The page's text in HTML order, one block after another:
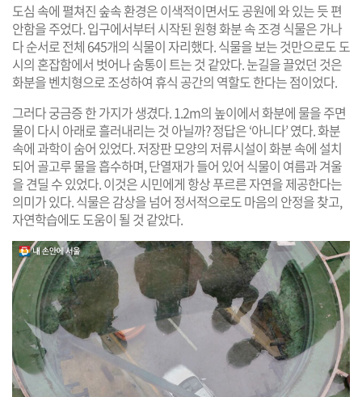
도심 속에 펼쳐진 숲속 환경은 이색적이면서도 공원에 와 있는 듯 편
안함을 주었다. 입구에서부터 시작된 원형 화분 속 조경 식물은 가나
다 순서로 전체 645개의 식물이 자리했다. 식물을 보는 것만으로도 도
시의 혼잡함에서 벗어나 숨통이 트는 것 같았다. 눈길을 끌었던 것은
화분을 벤치형으로 조성하여 휴식 공간의 역할도 한다는 점이었다.
그러다 궁금증 한 가지가 생겼다. 1.2m의 높이에서 화분에 물을 주면
물이 다시 아래로 흘러내리는 것 아닐까? 정답은 ‘아니다’ 였다. 화분
속에 과학이 숨어 있었다. 저장판 모양의 저류시설이 화분 속에 설치
되어 골고루 물을 흡수하며, 단열재가 들어 있어 식물이 여름과 겨울
을 견딜 수 있었다. 이것은 시민에게 항상 푸르른 자연을 제공한다는
의미가 있다. 식물은 감상을 넘어 정서적으로도 마음의 안정을 찾고,
자연학습에도 도움이 될 것 같았다.